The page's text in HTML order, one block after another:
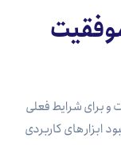
و برای شرایط فعلی
ابزارهای کاربردی